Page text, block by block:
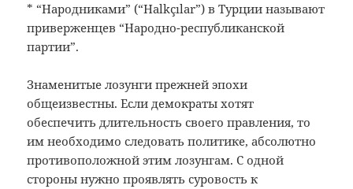
* “Народниками”(“Halkçılar”) в Турции называют
приверженцев “Народно-республиканской
партии”.
Знаменитые лозунги прежней эпохи
общеизвестны. Если демократы хотят
обеспечить длительность своего правления, то
им необходимо следовать политике, абсолютно
противоположной этим лозунгам. С одной
стороны нужно проявлять суровость к